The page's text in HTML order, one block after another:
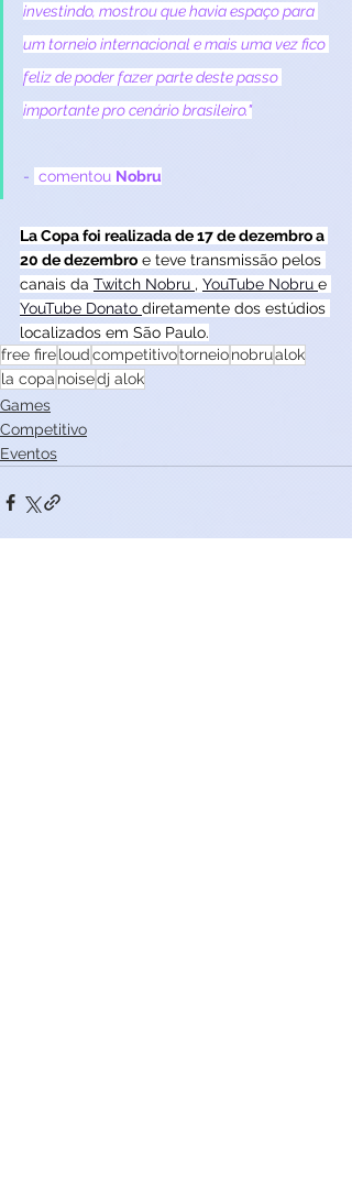
investindo, mostrou que havia espaço para
um torneio internacional e mais uma vez fico
feliz de poder fazer parte deste passo
importante pro cenário brasileiro."
- comentou Nobru
La Copa foi realizada de 17 de dezembro a
20 de dezembro e teve transmissão pelos
canais da Twitch Nobru , YouTube Nobru e
YouTube Donato diretamente dos estúdios
localizados em São Paulo.
free fireloudcompetitivotorneionobrualok
la copa noisedj alok
Games
Competitivo
Eventos